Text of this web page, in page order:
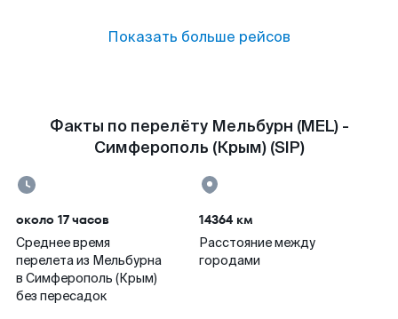
Показать больше рейсов
Факты по перелёту Мельбурн (MEL) -
Симферополь (Крым) (SIP)
около 17 часов
Среднее время
перелета из Мельбурна
в Симферополь (Крым)
без пересадок
14364 км
Расстояние между
городами